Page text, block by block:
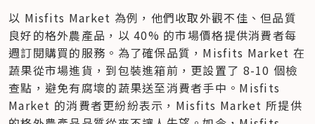
以 Misfits Market 為例，他們收取外觀不佳、但品質
良好的格外農產品，以 40% 的市場價格提供消費者每
週訂閱購買的服務。為了確保品質，Misfits Market 在
蔬果從市場進貨，到包裝進箱前，更設置了 8-10 個檢
查點，避免有腐壞的蔬果送至消費者手中。Misfits
Market 的消費者更紛紛表示，Misfits Market 所提供